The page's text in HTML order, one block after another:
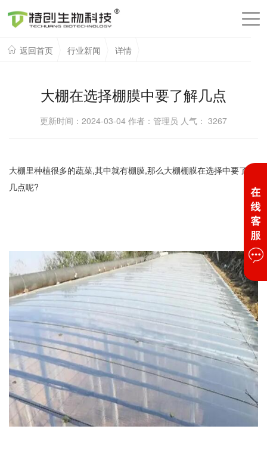
返回首页 行业新闻 详情
大棚在选择棚膜中要了解几点
更新时间：2024-03-04 作者：管理员 人气： 3267
大棚里种植很多的蔬菜,其中就有棚膜,那么大棚棚膜在选择中要了解
几点呢?